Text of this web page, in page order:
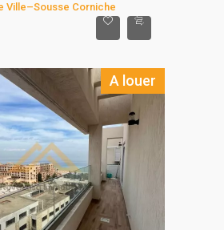
Ville–Sousse Corniche
A louer